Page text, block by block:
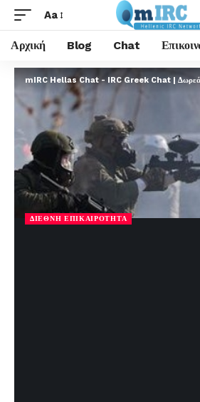
Aa
Αρχική Blog Chat
ΔΙΕΘΝΉ ΕΠΙΚΑΙΡΌΤΗΤΑ